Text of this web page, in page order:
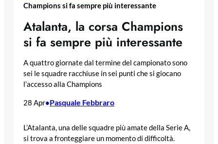
Champions si fa sempre più interessante
Atalanta, la corsa Champions
si fa sempre più interessante
A quattro giornate dal termine del campionato sono
sei le squadre racchiuse in sei punti che si giocano
l’accesso alla Champions
28 Apr•Pasquale Febbraro
L’Atalanta, una delle squadre più amate della Serie A,
si trova a fronteggiare un momento di difficoltà.